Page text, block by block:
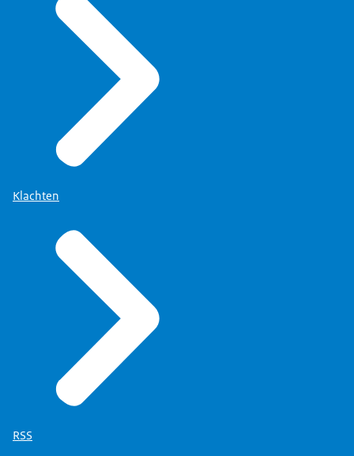
Klachten
RSS